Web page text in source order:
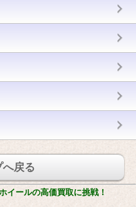
へ戻る
イールの高価買取に挑戦！